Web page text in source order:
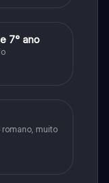
7° ano
muito